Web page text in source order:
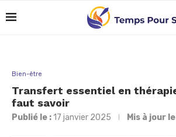
Bien-être
Transfert essentiel en
faut savoir
Publié le : 17 janvier 2025 Mis à jour